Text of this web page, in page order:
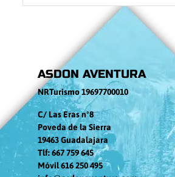
ASDON AVENTURA
NRTurismo 19697700010
C/ Las Eras nº8
Poveda de la Sierra
19463 Guadalajara
Tlf: 667 759 645
Móvil 616 250 495